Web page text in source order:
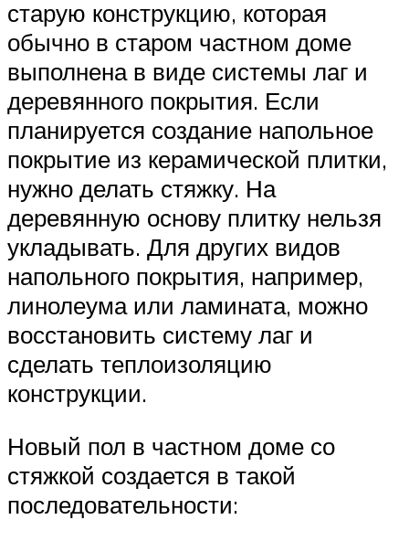
старую конструкцию, которая
обычно в старом частном доме
выполнена в виде системы лаг и
деревянного покрытия. Если
планируется создание напольное
покрытие из керамической плитки,
нужно делать стяжку. На
деревянную основу плитку нельзя
укладывать. Для других видов
напольного покрытия, например,
линолеума или ламината, можно
восстановить систему лаг и
сделать теплоизоляцию
конструкции.
Новый пол в частном доме со
стяжкой создается в такой
последовательности: